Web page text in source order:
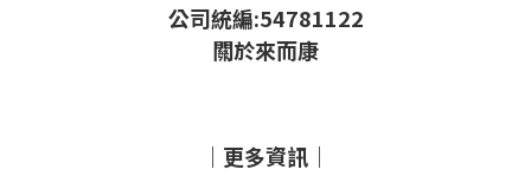
公司統編:54781122
關於來而康
｜更多資訊｜